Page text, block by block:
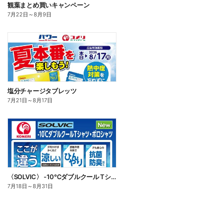
観葉まとめ買いキャンペーン
7月22日 ～8月9日
塩分チャージタブレッツ
7月21日 ～8月17日
〈SOLVIC〉 -10℃ダブルクール Tシャツ・ポロシャツ
7月18日 ～8月31日